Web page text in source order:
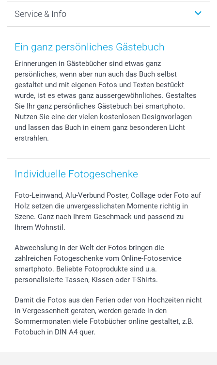
Fotoabzüge, Fotos als Buch & Poster
Zubehör & Material
Foto-Kalender & Agenden
Sticker & Etiketten
Geschenk-Gutscheine (PDF)
Datenschutz
AGB
Impressum
Presse
Partnerprogramme
Investor Relations
B2B smartbusiness
Widerrufsrecht
Neujahr
Muttertag
Vatertag
Kommunion & Konfirmation
Hochzeit
Geburtstag
Geburt
Zu allen Anlässen
Service & Info
Preise und Versandkosten
Lieferfristen
48h Lieferung
Zahlungsmöglichkeiten
Anmelden /Registrieren
Sitemap
Status der Bestellung
smartfriends
smartgarantie
Ein ganz persönliches Gästebuch
Erinnerungen in Gästebücher sind etwas ganz
persönliches, wenn aber nun auch das Buch selbst
gestaltet und mit eigenen Fotos und Texten bestückt
wurde, ist es etwas ganz aussergewöhnliches. Gestaltes
Sie Ihr ganz persönliches Gästebuch bei smartphoto.
Nutzen Sie eine der vielen kostenlosen Designvorlagen
und lassen das Buch in einem ganz besonderen Licht
erstrahlen.
Individuelle Fotogeschenke
Foto-Leinwand, Alu-Verbund Poster, Collage oder Foto auf
Holz setzen die unvergesslichsten Momente richtig in
Szene. Ganz nach Ihrem Geschmack und passend zu
Ihrem Wohnstil.
Abwechslung in der Welt der Fotos bringen die
zahlreichen Fotogeschenke vom Online-Fotoservice
smartphoto. Beliebte Fotoprodukte sind u.a.
personalisierte Tassen, Kissen oder T-Shirts.
Damit die Fotos aus den Ferien oder von Hochzeiten nicht
in Vergessenheit geraten, werden gerade in den
Sommermonaten viele Fotobücher online gestaltet, z.B.
Fotobuch in DIN A4 quer.